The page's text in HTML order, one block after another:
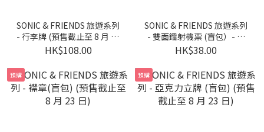
SONIC & FRIENDS 旅遊系列
- 行李牌 (預售截止至 8 月 23
日)
HK$108.00
SONIC & FRIENDS 旅遊系列
- 雙面鐳射機票 (盲包）- 隨
機發貨 (預售截止至 8 月 23
日)
HK$38.00
預購 預購